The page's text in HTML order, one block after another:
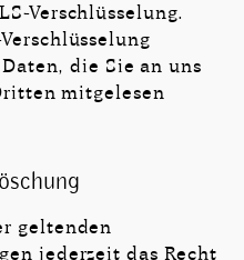
Verschlüsselung.
die Sie an uns
mitgelesen
geltenden
jederzeit das Recht